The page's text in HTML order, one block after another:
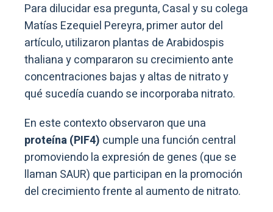
Para dilucidar esa pregunta, Casal y su colega
Matías Ezequiel Pereyra, primer autor del
artículo, utilizaron plantas de Arabidospis
thaliana y compararon su crecimiento ante
concentraciones bajas y altas de nitrato y
qué sucedía cuando se incorporaba nitrato.
En este contexto observaron que una
proteína (PIF4) cumple una función central
promoviendo la expresión de genes (que se
llaman SAUR) que participan en la promoción
del crecimiento frente al aumento de nitrato.